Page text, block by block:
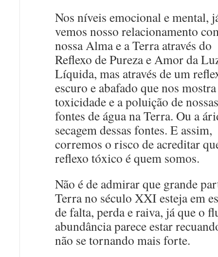
Nos níveis emocional e mental,
vemos nosso relacionamento
nossa Alma e a Terra através do
Reflexo de Pureza e Amor da
Líquida, mas através de um
escuro e abafado que nos
toxicidade e a poluição de nossas
fontes de água na Terra. Ou a
secagem dessas fontes. E assim,
corremos o risco de acreditar
reflexo tóxico é quem somos.
Não é de admirar que grande
Terra no século XXI esteja em
de falta, perda e raiva, já que o
abundância parece estar
não se tornando mais forte.